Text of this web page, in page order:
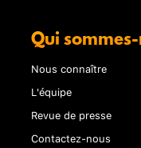
Qui
Nous connaître
L'équipe
Revue de presse
Contactez-nous